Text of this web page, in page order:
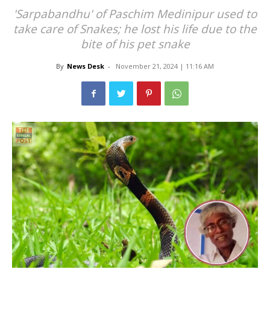
'Sarpabandhu' of Paschim Medinipur used to
take care of Snakes; he lost his life due to the
bite of his pet snake
By News Desk - November 21, 2024 | 11:16 AM